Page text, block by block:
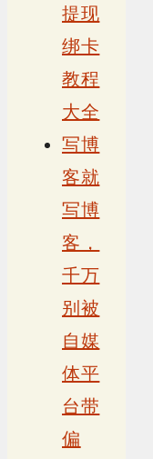
提现
绑卡
教程
大全
写博
客就
写博
客，
千万
别被
自媒
体平
台带
偏